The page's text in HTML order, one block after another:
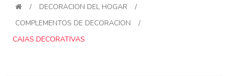
/ DECORACION DEL HOGAR
/
COMPLEMENTOS DE DECORACION
/
CAJAS DECORATIVAS